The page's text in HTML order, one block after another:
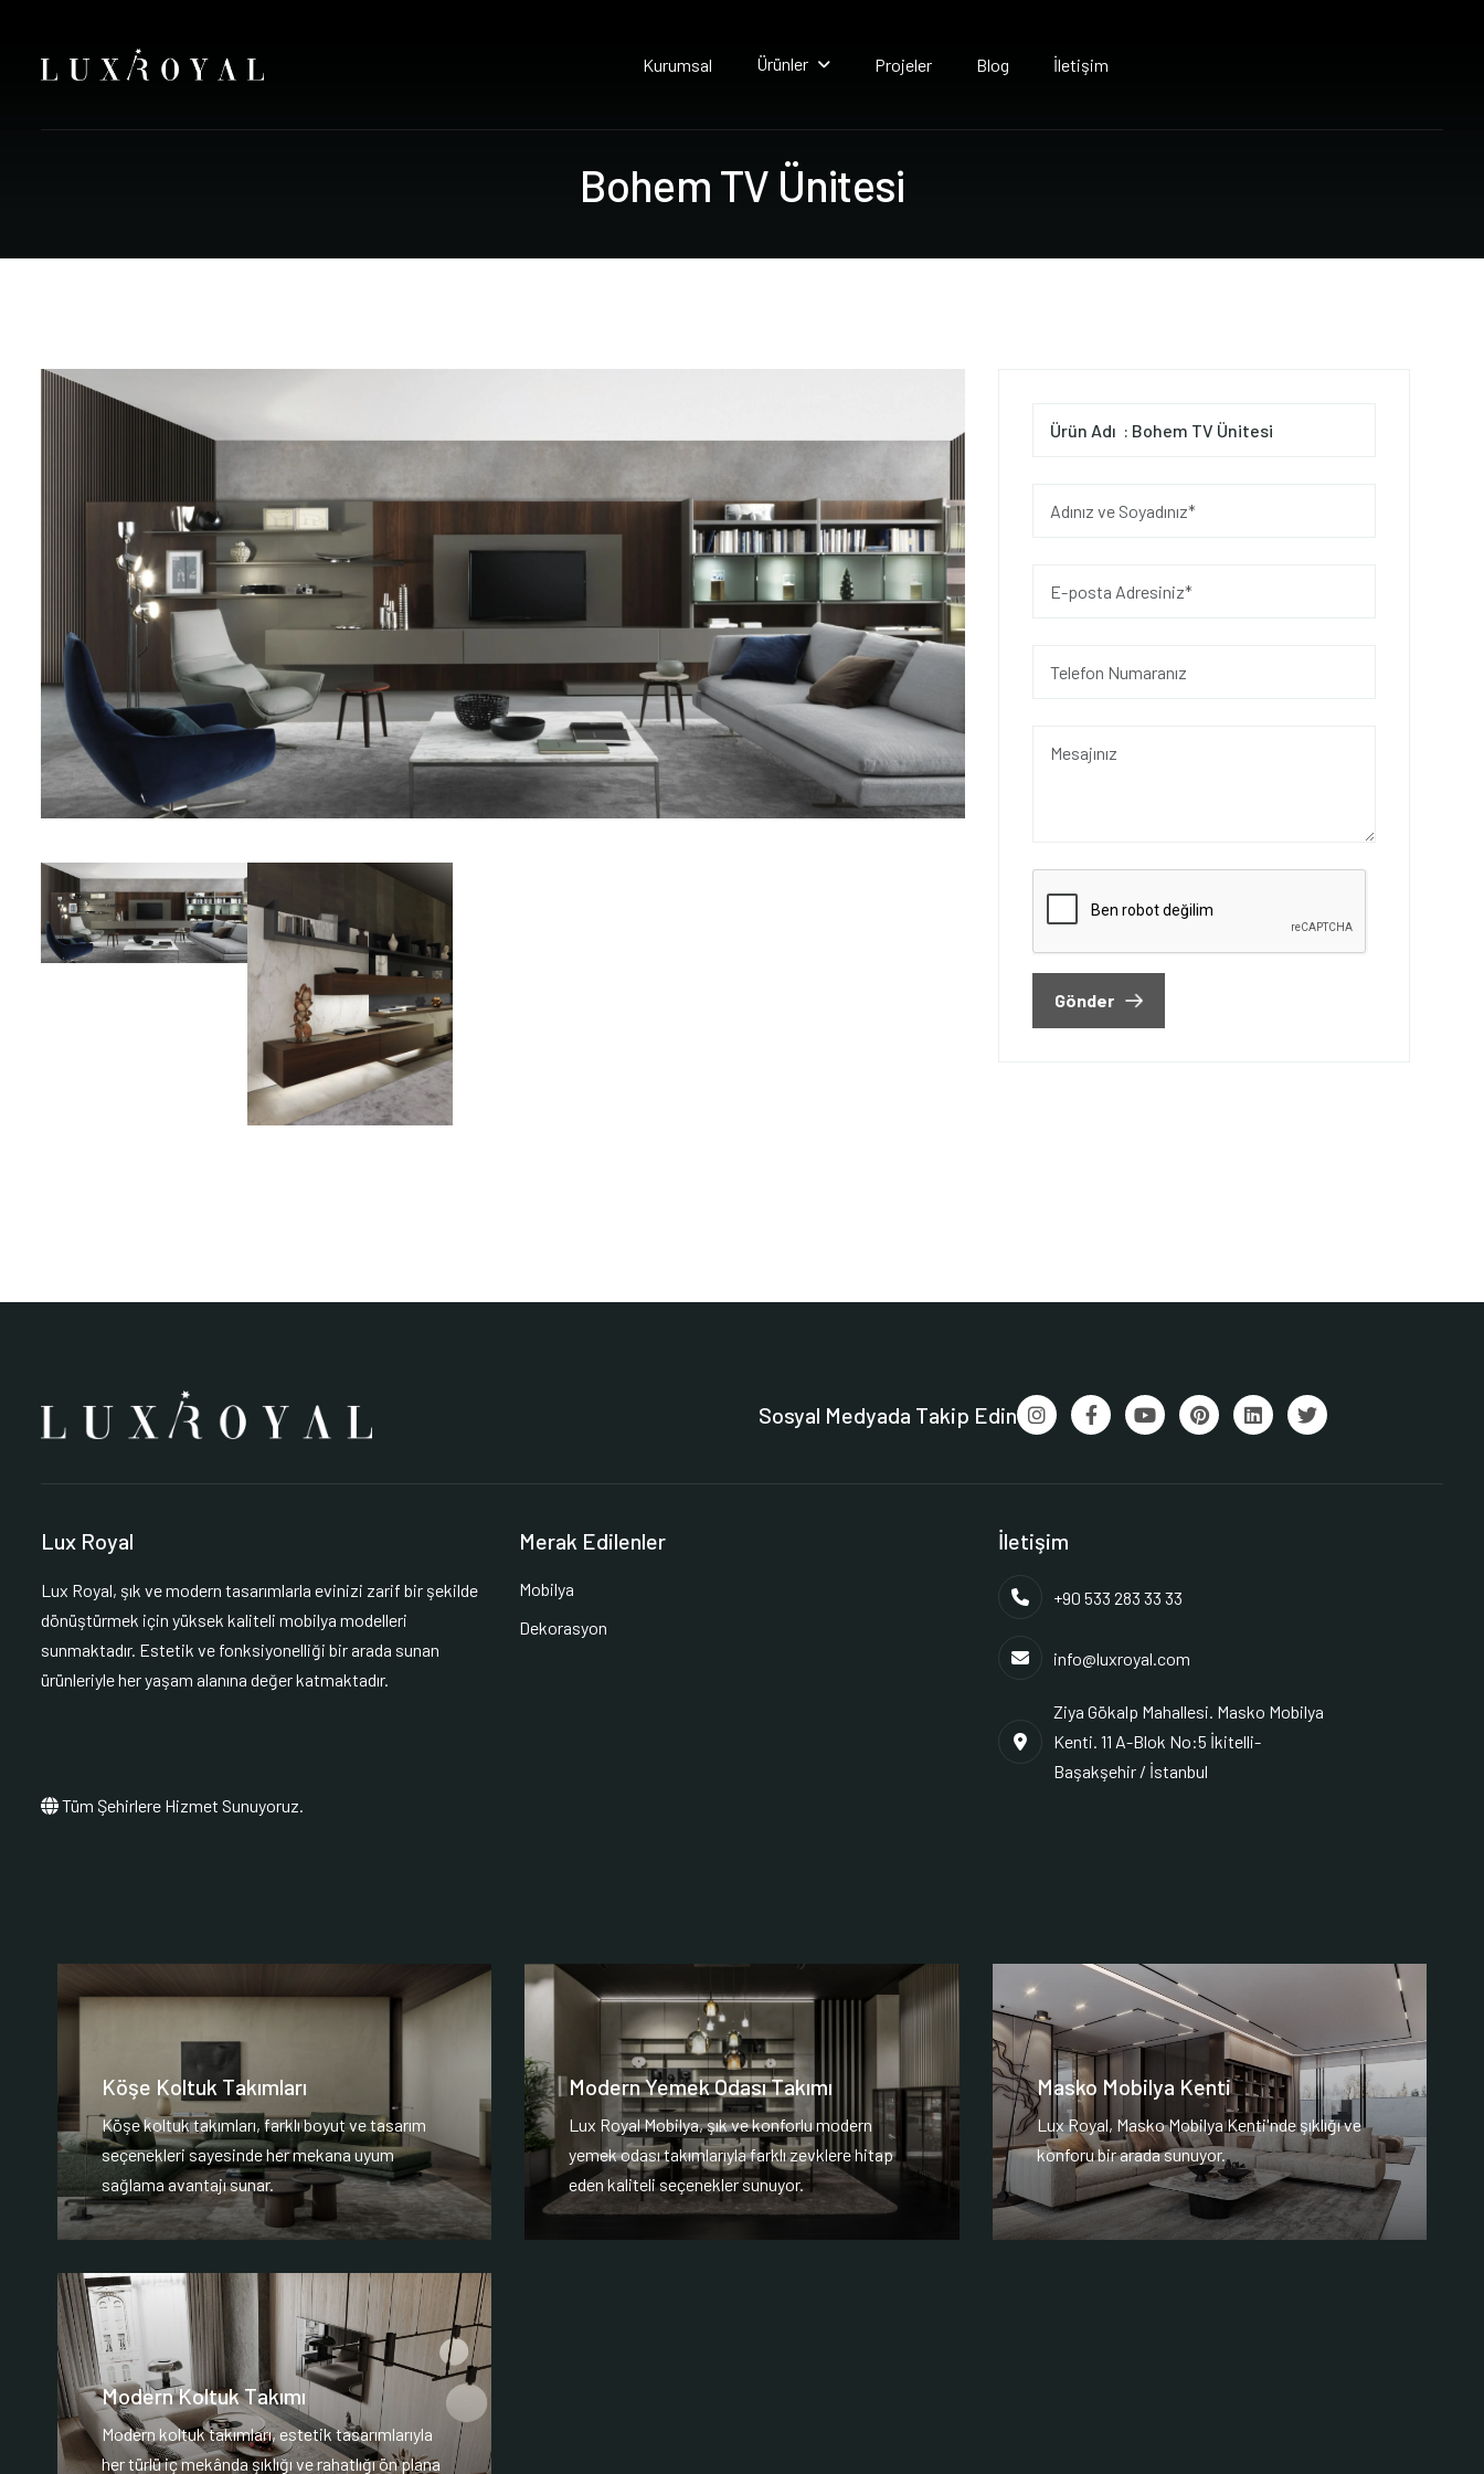
Kurumsal Ürünler Projeler Blog İletişim
Bohem TV Ünitesi
Gönder
Sosyal Medyada Takip Edin
Lux Royal
Lux Royal, şık ve modern tasarımlarla evinizi zarif bir şekilde
dönüştürmek için yüksek kaliteli mobilya modelleri
sunmaktadır. Estetik ve fonksiyonelliği bir arada sunan
ürünleriyle her yaşam alanına değer katmaktadır.
Tüm Şehirlere Hizmet Sunuyoruz.
Merak Edilenler
Mobilya
Dekorasyon
İletişim
+90 533 283 33 33
info@luxroyal.com
Ziya Gökalp Mahallesi. Masko Mobilya
Kenti. 11 A-Blok No:5 İkitelli-
Başakşehir / İstanbul
Köşe Koltuk Takımları
Köşe koltuk takımları, farklı boyut ve tasarım
seçenekleri sayesinde her mekana uyum
sağlama avantajı sunar.
Modern Yemek Odası Takımı
Lux Royal Mobilya, şık ve konforlu modern
yemek odası takımlarıyla farklı zevklere hitap
eden kaliteli seçenekler sunuyor.
Masko Mobilya Kenti
Lux Royal, Masko Mobilya Kenti'nde şıklığı ve
konforu bir arada sunuyor.
Modern Koltuk Takımı
Modern koltuk takımları, estetik tasarımlarıyla
her türlü iç mekânda şıklığı ve rahatlığı ön plana